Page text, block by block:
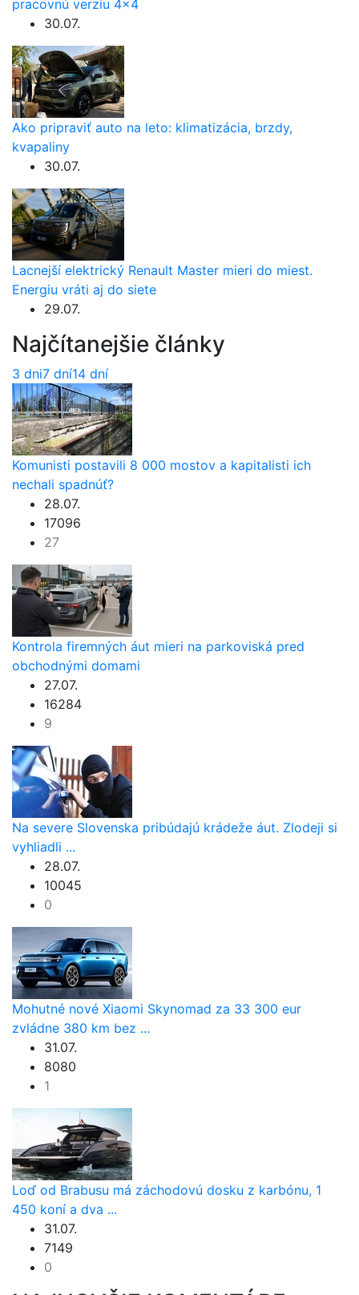
pracovnú verziu 4×4
30.07.
Ako pripraviť auto na leto: klimatizácia, brzdy,
kvapaliny
30.07.
Lacnejší elektrický Renault Master mieri do miest.
Energiu vráti aj do siete
29.07.
Najčítanejšie články
3 dni7 dní14 dní
Komunisti postavili 8 000 mostov a kapitalisti ich
nechali spadnúť?
28.07.
17096
27
Kontrola firemných áut mieri na parkoviská pred
obchodnými domami
27.07.
16284
9
Na severe Slovenska pribúdajú krádeže áut. Zlodeji si
vyhliadli ...
28.07.
10045
0
Mohutné nové Xiaomi Skynomad za 33 300 eur
zvládne 380 km bez ...
31.07.
8080
1
Loď od Brabusu má záchodovú dosku z karbónu, 1
450 koní a dva ...
31.07.
7149
0